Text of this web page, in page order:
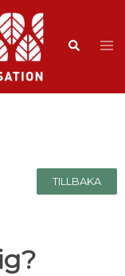
TILLBAKA